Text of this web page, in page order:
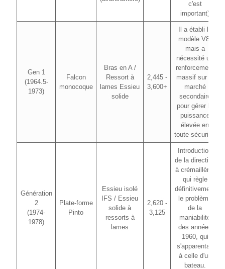
c'est
important)
Gen 1
(1964.5-
1973)
Falcon
monocoque
Bras en A /
Ressort à
lames Essieu
solide
2,445 -
3,600+
Il a établi le
modèle V8,
mais a
nécessité un
renforcement
massif sur le
marché
secondaire
pour gérer la
puissance
élevée en
toute sécurité.
Génération
2
(1974-
1978)
Plate-forme
Pinto
Essieu isolé
IFS / Essieu
solide à
ressorts à
lames
2,620 -
3,125
Introduction
de la direction
à crémaillère,
qui règle
définitivement
le problème
de la
maniabilité
des années
1960, qui
s'apparentait
à celle d'un
bateau.